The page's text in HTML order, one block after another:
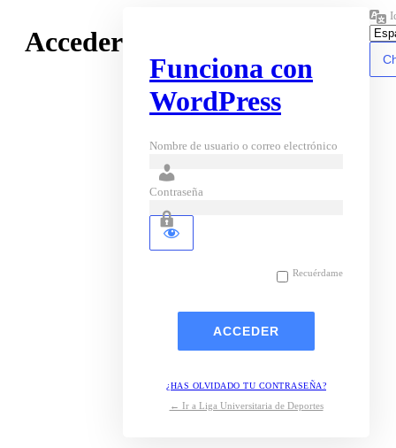
Acceder
Funciona con
WordPress
Nombre de usuario o correo electrónico
Contraseña
Recuérdame
¿HAS OLVIDADO TU CONTRASEÑA?
← Ir a Liga Universitaria de Deportes